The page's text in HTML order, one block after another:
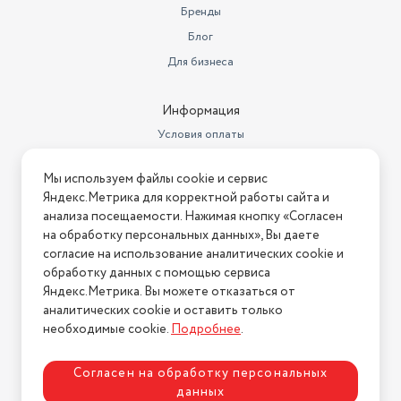
Бренды
Блог
Для бизнеса
Информация
Условия оплаты
Условия возврата
Нашли ошибку на сайте? Напишите нам
2026 © Интернет-магазин "АстМаркет". У нас есть всё!
Политика конфиденциальности
Мы используем файлы cookie и сервис
Яндекс.Метрика для корректной работы сайта и
анализа посещаемости. Нажимая кнопку «Согласен
на обработку персональных данных», Вы даете
согласие на использование аналитических cookie и
обработку данных с помощью сервиса
Яндекс.Метрика. Вы можете отказаться от
аналитических cookie и оставить только
необходимые cookie.Подробнее.
Согласен на обработку персональных
данных